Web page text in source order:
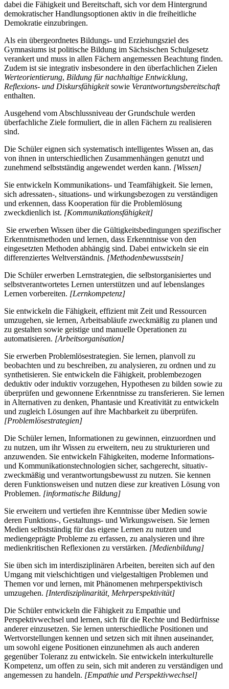
dabei die Fähigkeit und Bereitschaft, sich vor dem Hintergrund
demokratischer Handlungsoptionen aktiv in die freiheitliche
Demokratie einzubringen.
Als ein übergeordnetes Bildungs- und Erziehungsziel des
Gymnasiums ist politische Bildung im Sächsischen Schulgesetz
verankert und muss in allen Fächern angemessen Beachtung finden.
Zudem ist sie integrativ insbesondere in den überfachlichen Zielen
Werteorientierung, Bildung für nachhaltige Entwicklung,
Reflexions- und Diskursfähigkeitsowie Verantwortungsbereitschaft
enthalten.
Ausgehend vom Abschlussniveau der Grundschule werden
überfachliche Ziele formuliert, die in allen Fächern zu realisieren
sind.
Die Schüler eignen sich systematisch intelligentes Wissen an, das
von ihnen in unterschiedlichen Zusammenhängen genutzt und
zunehmend selbstständig angewendet werden kann. [Wissen]
Sie entwickeln Kommunikations- und Teamfähigkeit. Sie lernen,
sich adressaten-, situations- und wirkungsbezogen zu verständigen
und erkennen, dass Kooperation für die Problemlösung
zweckdienlich ist. [Kommunikationsfähigkeit]
Sie erwerben Wissen über die Gültigkeitsbedingungen spezifischer
Erkenntnismethoden und lernen, dass Erkenntnisse von den
eingesetzten Methoden abhängig sind. Dabei entwickeln sie ein
differenziertes Weltverständnis. [Methodenbewusstsein]
Die Schüler erwerben Lernstrategien, die selbstorganisiertes und
selbstverantwortetes Lernen unterstützen und auf lebenslanges
Lernen vorbereiten. [Lernkompetenz]
Sie entwickeln die Fähigkeit, effizient mit Zeit und Ressourcen
umzugehen, sie lernen, Arbeitsabläufe zweckmäßig zu planen und
zu gestalten sowie geistige und manuelle Operationen zu
automatisieren. [Arbeitsorganisation]
Sie erwerben Problemlösestrategien. Sie lernen, planvoll zu
beobachten und zu beschreiben, zu analysieren, zu ordnen und zu
synthetisieren. Sie entwickeln die Fähigkeit, problembezogen
deduktiv oder induktiv vorzugehen, Hypothesen zu bilden sowie zu
überprüfen und gewonnene Erkenntnisse zu transferieren. Sie lernen
in Alternativen zu denken, Phantasie und Kreativität zu entwickeln
und zugleich Lösungen auf ihre Machbarkeit zu überprüfen.
[Problemlösestrategien]
Die Schüler lernen, Informationen zu gewinnen, einzuordnen und
zu nutzen, um ihr Wissen zu erweitern, neu zu strukturieren und
anzuwenden. Sie entwickeln Fähigkeiten, moderne Informations-
und Kommunikationstechnologien sicher, sachgerecht, situativ-
zweckmäßig und verantwortungsbewusst zu nutzen. Sie kennen
deren Funktionsweisen und nutzen diese zur kreativen Lösung von
Problemen. [informatische Bildung]
Sie erweitern und vertiefen ihre Kenntnisse über Medien sowie
deren Funktions-, Gestaltungs- und Wirkungsweisen. Sie lernen
Medien selbstständig für das eigene Lernen zu nutzen und
mediengeprägte Probleme zu erfassen, zu analysieren und ihre
medienkritischen Reflexionen zu verstärken. [Medienbildung]
Sie üben sich im interdisziplinären Arbeiten, bereiten sich auf den
Umgang mit vielschichtigen und vielgestaltigen Problemen und
Themen vor und lernen, mit Phänomenen mehrperspektivisch
umzugehen. [Interdisziplinarität, Mehrperspektivität]
Die Schüler entwickeln die Fähigkeit zu Empathie und
Perspektivwechsel und lernen, sich für die Rechte und Bedürfnisse
anderer einzusetzen. Sie lernen unterschiedliche Positionen und
Wertvorstellungen kennen und setzen sich mit ihnen auseinander,
um sowohl eigene Positionen einzunehmen als auch anderen
gegenüber Toleranz zu entwickeln. Sie entwickeln interkulturelle
Kompetenz, um offen zu sein, sich mit anderen zu verständigen und
angemessen zu handeln. [Empathie und Perspektivwechsel]